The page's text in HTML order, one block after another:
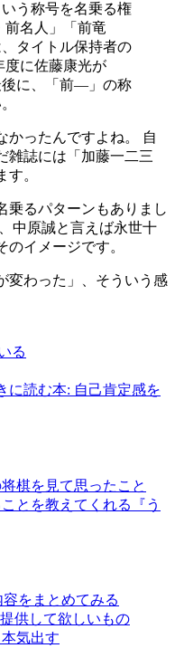
う称号を名乗る権
前名人」「前竜
タイトル保持者の
度に佐藤康光が
後に、「前―」の称
かったんですよね。 自
雑誌には「加藤一二三
。
乗るパターンもありまし
中原誠と言えば永世十
イメージです。
変わった」、そういう感
る
に読む本: 自己肯定感を
棋を見て思ったこと
とを教えてくれる『う
をまとめてみる
供して欲しいもの
気出す